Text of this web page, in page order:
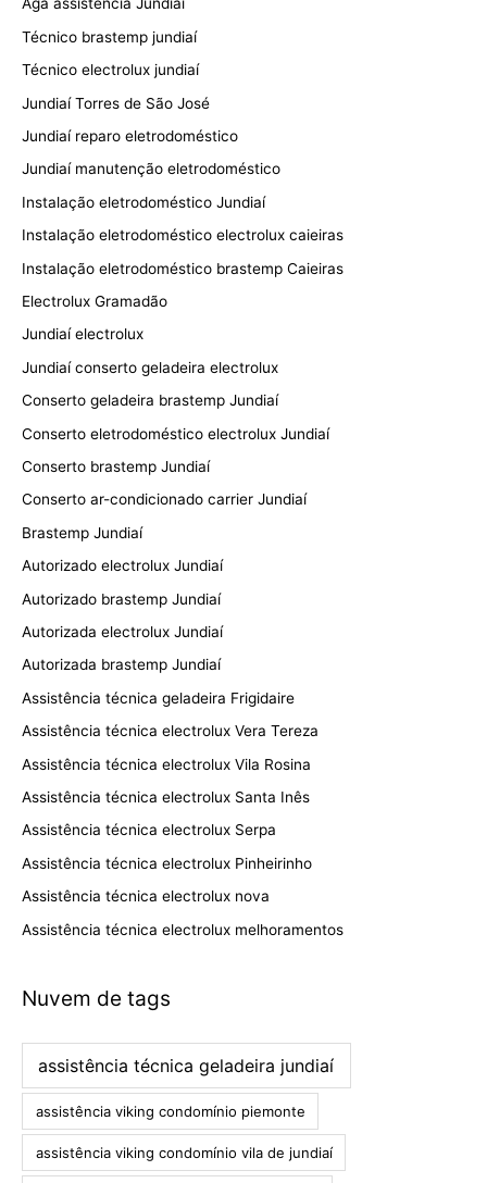
Aga assistência Jundiaí
Técnico brastemp jundiaí
Técnico electrolux jundiaí
Jundiaí Torres de São José
Jundiaí reparo eletrodoméstico
Jundiaí manutenção eletrodoméstico
Instalação eletrodoméstico Jundiaí
Instalação eletrodoméstico electrolux caieiras
Instalação eletrodoméstico brastemp Caieiras
Electrolux Gramadão
Jundiaí electrolux
Jundiaí conserto geladeira electrolux
Conserto geladeira brastemp Jundiaí
Conserto eletrodoméstico electrolux Jundiaí
Conserto brastemp Jundiaí
Conserto ar-condicionado carrier Jundiaí
Brastemp Jundiaí
Autorizado electrolux Jundiaí
Autorizado brastemp Jundiaí
Autorizada electrolux Jundiaí
Autorizada brastemp Jundiaí
Assistência técnica geladeira Frigidaire
Assistência técnica electrolux Vera Tereza
Assistência técnica electrolux Vila Rosina
Assistência técnica electrolux Santa Inês
Assistência técnica electrolux Serpa
Assistência técnica electrolux Pinheirinho
Assistência técnica electrolux nova
Assistência técnica electrolux melhoramentos
Nuvem de tags
assistência técnica geladeira jundiaí
assistência viking condomínio piemonte
assistência viking condomínio vila de jundiaí